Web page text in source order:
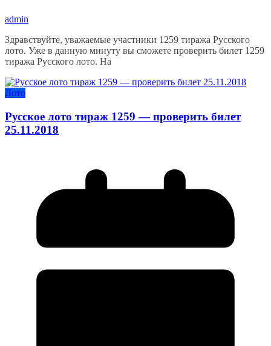
admin
Здравствуйте, уважаемые участники 1259 тиража Русского
лото. Уже в данную минуту вы сможете проверить билет 1259
тиража Русского лото. На
Лото
Русское лото тираж 1259 — проверить билет
25.11.2018